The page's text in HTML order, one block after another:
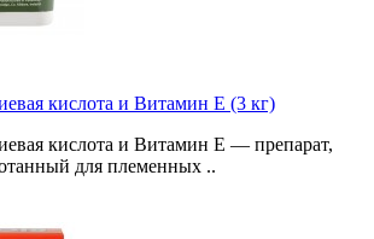
кислота и Витамин Е (3 кг)
кислота и Витамин Е — препарат,
для племенных ..